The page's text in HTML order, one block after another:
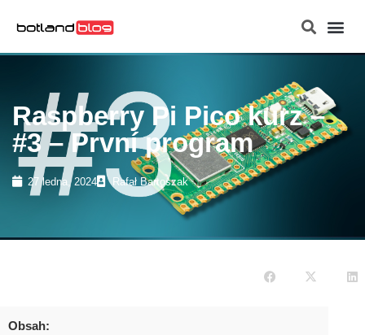
Raspberry Pi Pico kurz –
#3 – První program
27 ledna, 2024 Rafał Bartoszak
Obsah: